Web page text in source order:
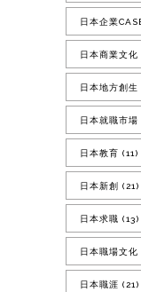
日本企業
日本商業文化
日本地方創生
日本就職市場
日本教育 (11)
日本新創 (21)
日本求職 (13)
日本職場文化
日本職涯 (21)